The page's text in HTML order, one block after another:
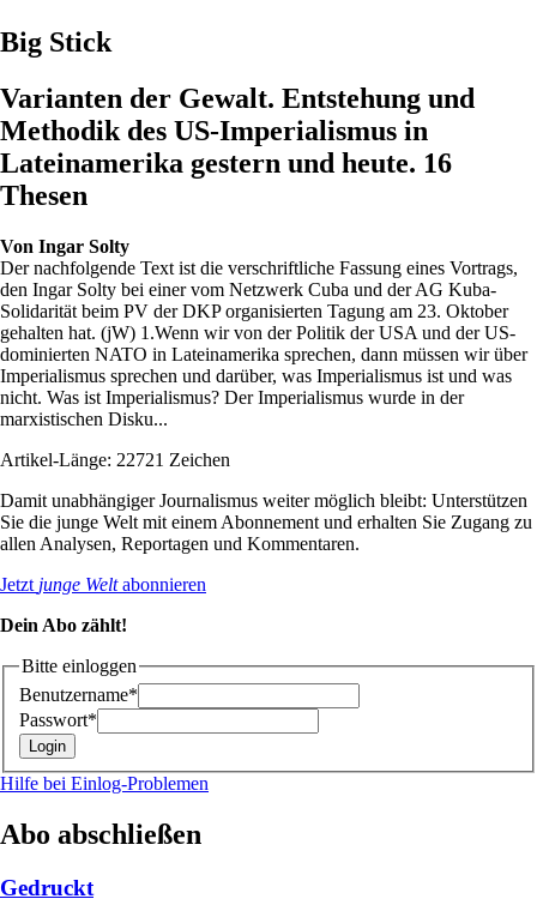
Big Stick
Varianten der Gewalt. Entstehung und
Methodik des US-Imperialismus in
Lateinamerika gestern und heute. 16
Thesen
Von Ingar Solty
Der nachfolgende Text ist die verschriftliche Fassung eines Vortrags,
den Ingar Solty bei einer vom Netzwerk Cuba und der AG Kuba-
Solidarität beim PV der DKP organisierten Tagung am 23. Oktober
gehalten hat. (jW) 1.Wenn wir von der Politik der USA und der US-
dominierten NATO in Lateinamerika sprechen, dann müssen wir über
Imperialismus sprechen und darüber, was Imperialismus ist und was
nicht. Was ist Imperialismus? Der Imperialismus wurde in der
marxistischen Disku...
Artikel-Länge: 22721 Zeichen
Damit unabhängiger Journalismus weiter möglich bleibt: Unterstützen
Sie die junge Welt mit einem Abonnement und erhalten Sie Zugang zu
allen Analysen, Reportagen und Kommentaren.
Jetzt junge Weltabonnieren
Dein Abo zählt!
Bitte einloggen
Benutzername*
Passwort*
Hilfe bei Einlog-Problemen
Abo abschließen
Gedruckt